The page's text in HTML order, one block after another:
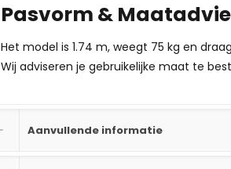
Pasvorm &
Het model is 1.74 m, weegt 75 kg en
Wij adviseren je gebruikelijke maat te
Aanvullende informatie